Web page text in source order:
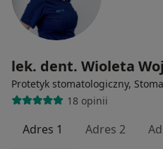
lek. dent. Wioleta
Protetyk stomatologiczny,
18 opinii
Adres 1 Adres 2